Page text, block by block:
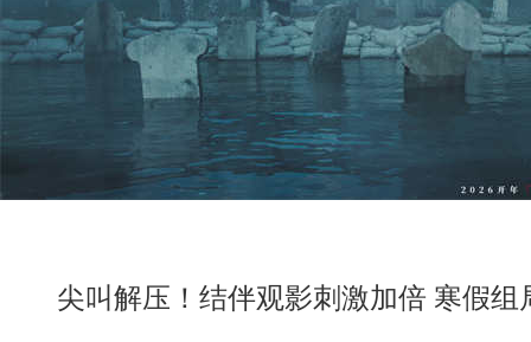
尖叫解压！结伴观影刺激加倍 寒假组